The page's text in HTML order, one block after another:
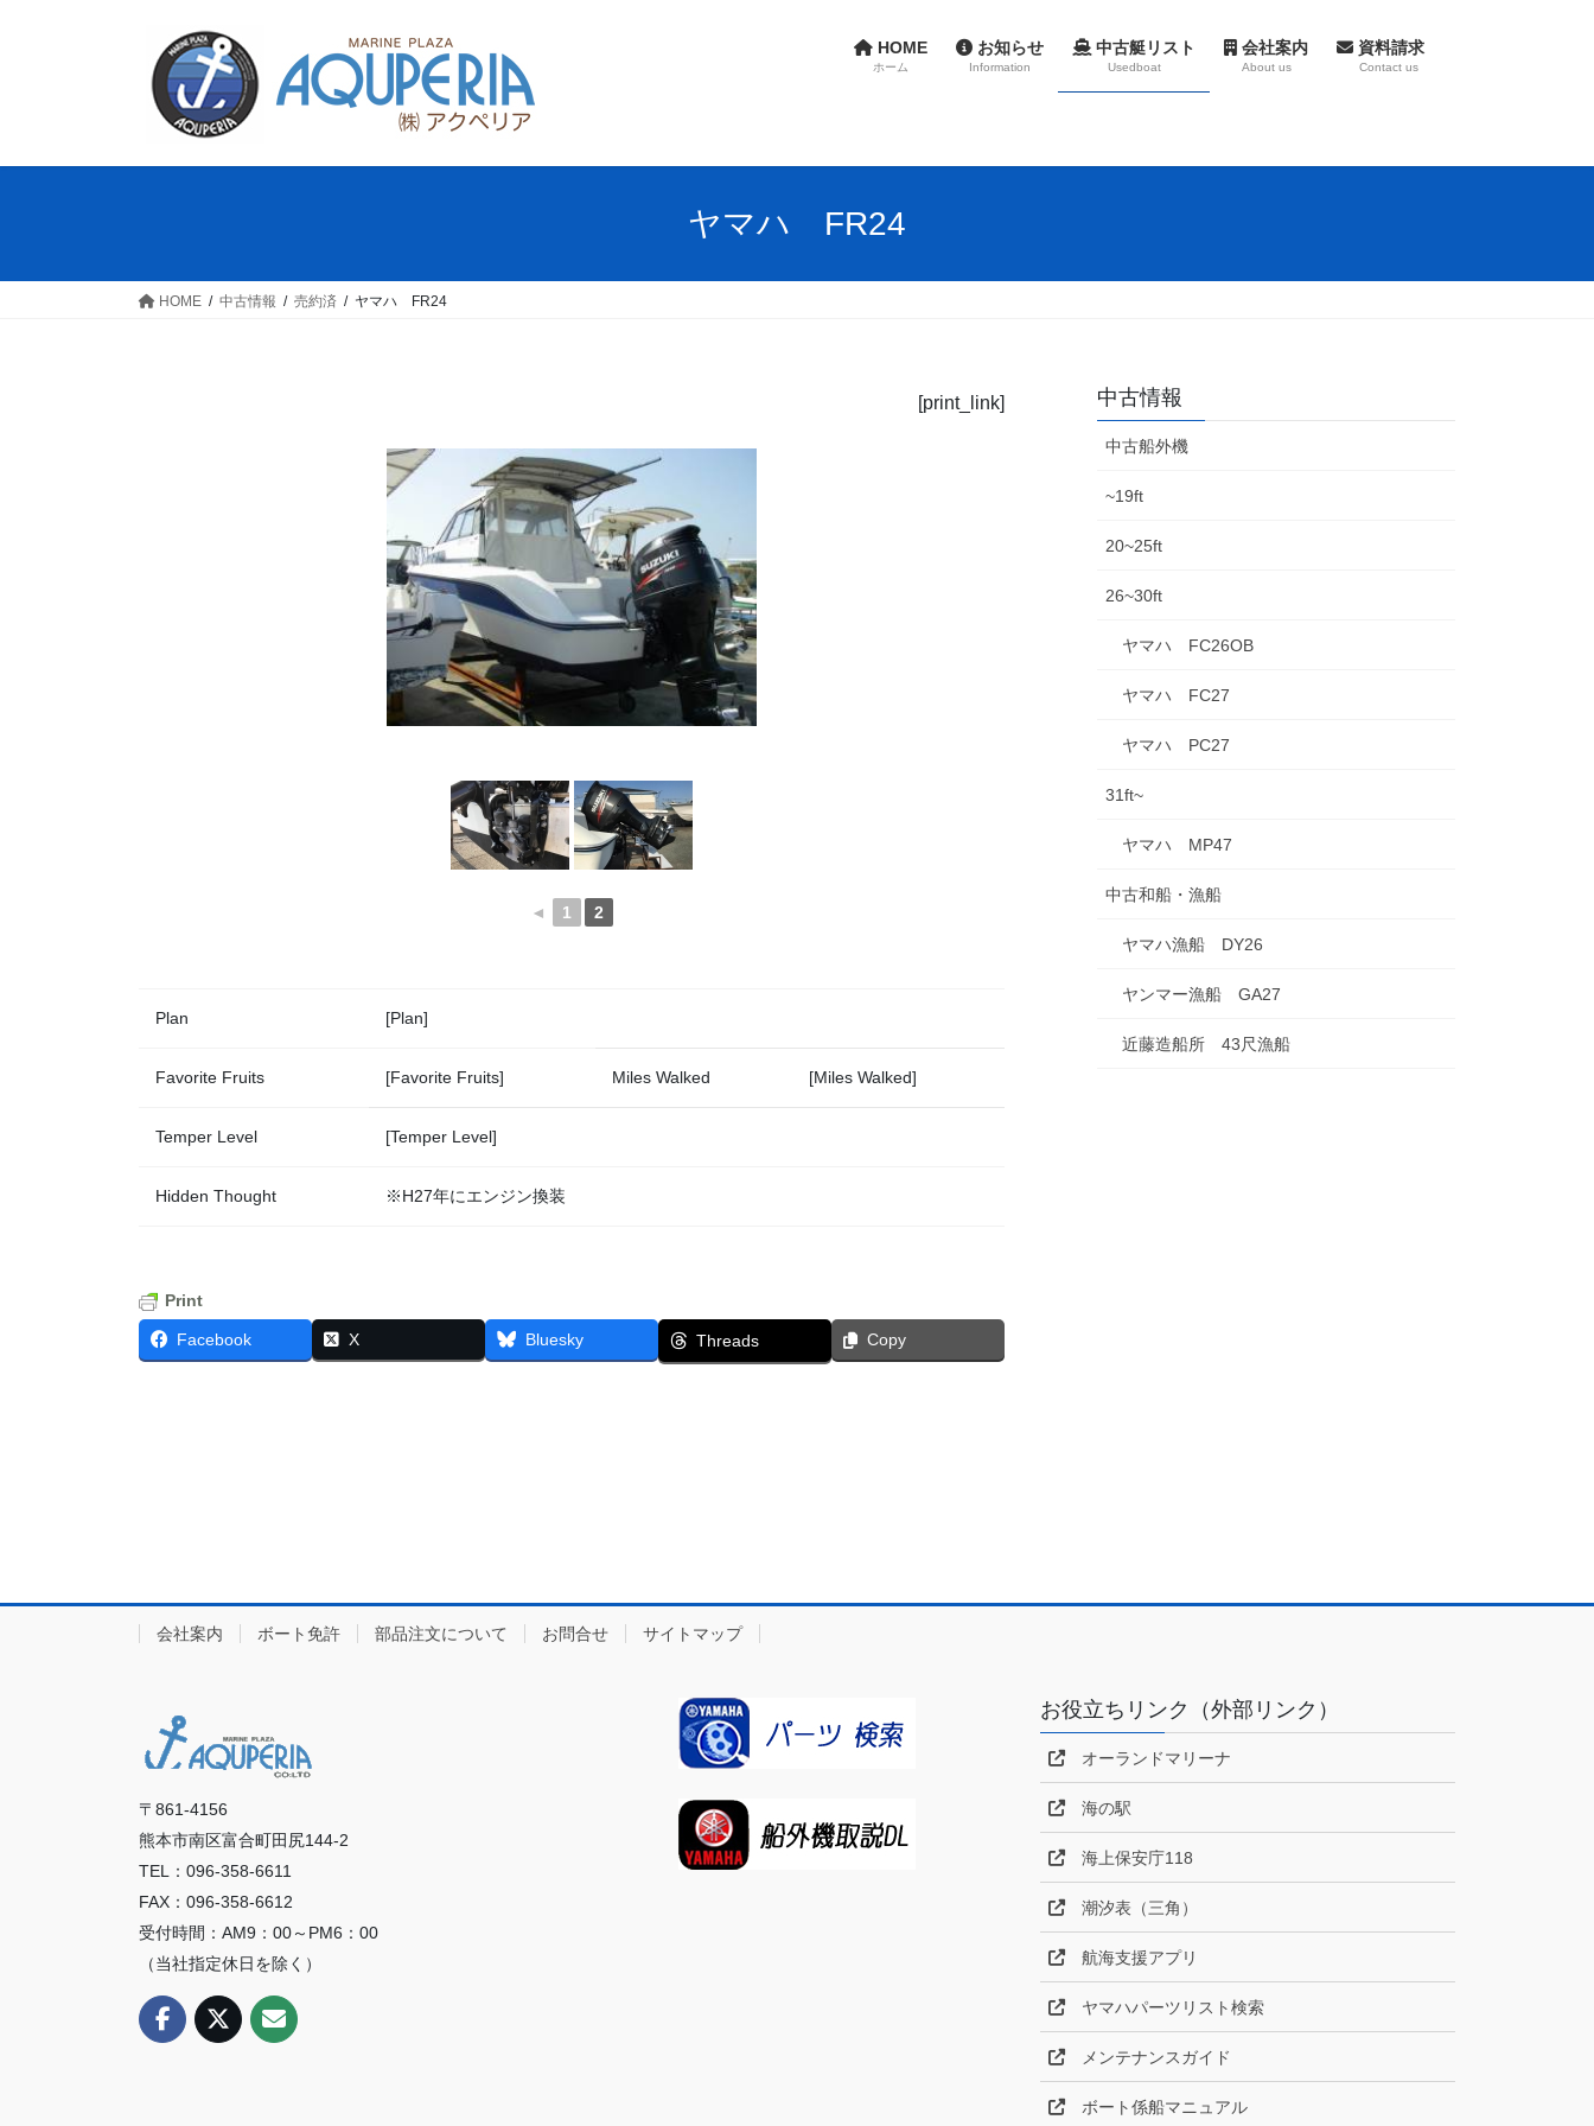
HOME
ホーム
お知らせ
Information
中古艇リスト
Usedboat
会社案内
About us
資料請求
Contact us
ヤマハ FR24
HOME 中古情報 売約済 ヤマハ FR24
[print_link]
◄ 1 2
Plan [Plan]
Favorite Fruits [Favorite Fruits] Miles Walked [Miles Walked]
Temper Level [Temper Level]
Hidden Thought ※H27年にエンジン換装
Print
Facebook X Bluesky Threads Copy
中古情報
中古船外機
~19ft
20~25ft
26~30ft
ヤマハ FC26OB
ヤマハ FC27
ヤマハ PC27
31ft~
ヤマハ MP47
中古和船・漁船
ヤマハ漁船 DY26
ヤンマー漁船 GA27
近藤造船所 43尺漁船
会社案内 ボート免許 部品注文について お問合せ サイトマップ
〒861-4156
熊本市南区富合町田尻144-2
TEL：096-358-6611
FAX：096-358-6612
受付時間：AM9：00～PM6：00
（当社指定休日を除く）
お役立ちリンク（外部リンク）
オーランドマリーナ
海の駅
海上保安庁118
潮汐表（三角）
航海支援アプリ
ヤマハパーツリスト検索
メンテナンスガイド
ボート係船マニュアル